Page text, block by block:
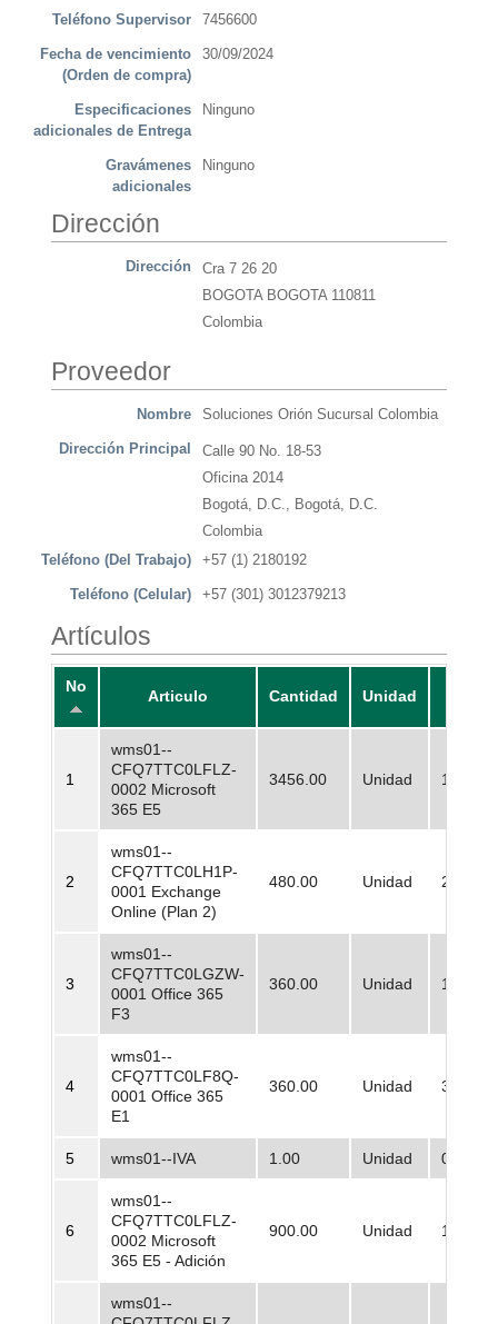
Teléfono Supervisor 7456600
Fecha de vencimiento
(Orden de compra)
30/09/2024
Especificaciones
adicionales de Entrega
Ninguno
Gravámenes
adicionales
Ninguno
Dirección
Dirección
Cra 7 26 20
BOGOTA BOGOTA 110811
Colombia
Proveedor
Nombre Soluciones Orión Sucursal Colombia
Dirección Principal
Calle 90 No. 18-53
Oficina 2014
Bogotá, D.C., Bogotá, D.C.
Colombia
Teléfono (Del Trabajo)
+57 (1) 2180192
Teléfono (Celular) +57 (301) 3012379213
Artículos
No
Articulo Cantidad Unidad
1
wms01--
CFQ7TTC0LFLZ-
0002 Microsoft
365 E5
3456.00 Unidad
2
wms01--
CFQ7TTC0LH1P-
0001 Exchange
Online (Plan 2)
480.00 Unidad
3
wms01--
CFQ7TTC0LGZW-
0001 Office 365
F3
360.00 Unidad
4
wms01--
CFQ7TTC0LF8Q-
0001 Office 365
E1
360.00 Unidad
5 wms01--IVA 1.00 Unidad 0,00
6
wms01--
CFQ7TTC0LFLZ-
0002 Microsoft
365 E5 - Adición
900.00 Unidad
wms01--